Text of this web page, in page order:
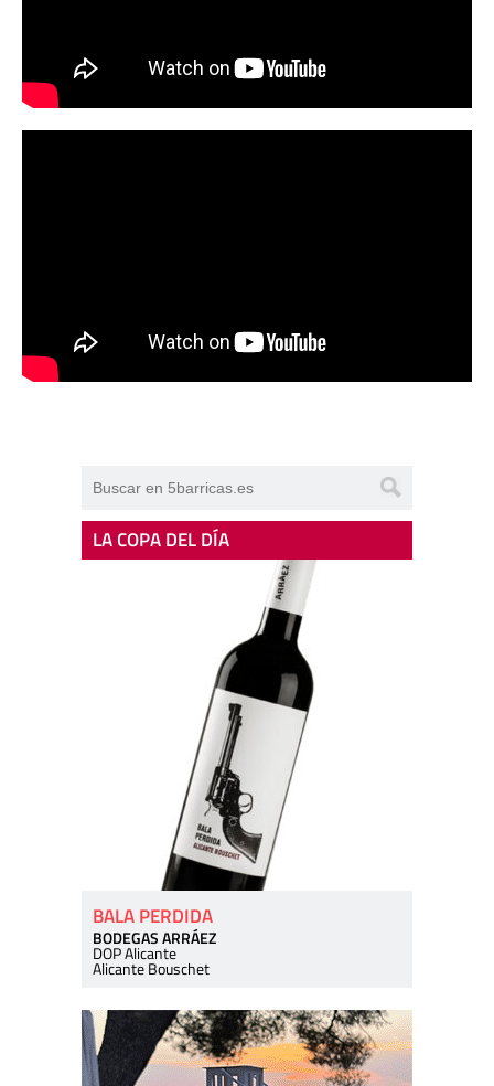
LA COPA DEL DÍA
BALA PERDIDA
BODEGAS ARRÁEZ
DOP Alicante
Alicante Bouschet